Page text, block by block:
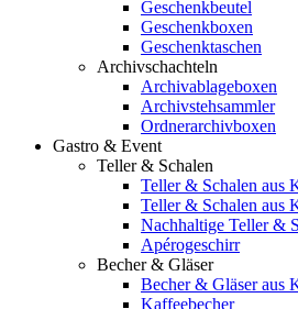
Geschenkbeutel
Geschenkboxen
Geschenktaschen
Archivschachteln
Archivablageboxen
Archivstehsammler
Ordnerarchivboxen
Gastro & Event
Teller & Schalen
Teller & Schalen aus
Teller & Schalen aus
Nachhaltige Teller &
Apérogeschirr
Becher & Gläser
Becher & Gläser aus
Kaffeebecher